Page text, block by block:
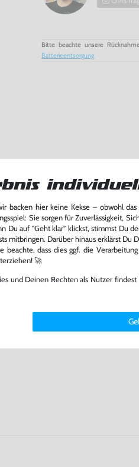
Bitte beachte unsere
Batterieentsorgung
backen hier keine Kekse – obwohl
Sie sorgen für Zuverlässigkeit,
Du auf "Geht klar" klickst, stimmst Du
mitbringen. Darüber hinaus erklärst Du
dass dies ggf. die
🚀
und Deinen Rechten als Nutzer findest